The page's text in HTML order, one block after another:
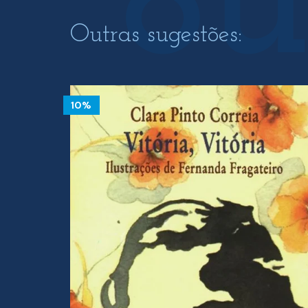
Outras sugestões:
10%